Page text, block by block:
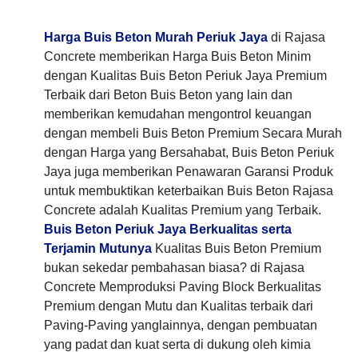
Harga Buis Beton Murah Periuk Jaya di Rajasa
Concrete memberikan Harga Buis Beton Minim
dengan Kualitas Buis Beton Periuk Jaya Premium
Terbaik dari Beton Buis Beton yang lain dan
memberikan kemudahan mengontrol keuangan
dengan membeli Buis Beton Premium Secara Murah
dengan Harga yang Bersahabat, Buis Beton Periuk
Jaya juga memberikan Penawaran Garansi Produk
untuk membuktikan keterbaikan Buis Beton Rajasa
Concrete adalah Kualitas Premium yang Terbaik.
Buis Beton Periuk Jaya Berkualitas serta
Terjamin Mutunya Kualitas Buis Beton Premium
bukan sekedar pembahasan biasa? di Rajasa
Concrete Memproduksi Paving Block Berkualitas
Premium dengan Mutu dan Kualitas terbaik dari
Paving-Paving yanglainnya, dengan pembuatan
yang padat dan kuat serta di dukung oleh kimia